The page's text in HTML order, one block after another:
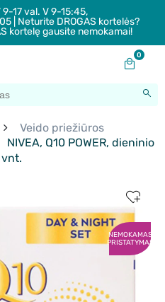
17 val. V 9-15:45,
| Neturite DROGAS kortelės?
kortelę gausite nemokamai!
0
Veido priežiūros
NIVEA, Q10 POWER, dieninio
NEMOKAMAS
PRISTATYMAS